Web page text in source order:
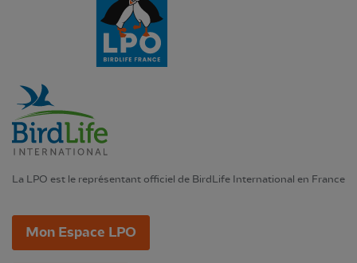
La LPO est le représentant officiel de BirdLife International en France
Mon Espace LPO